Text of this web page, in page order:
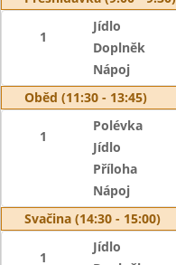
1
Jídlo
Doplněk
Nápoj
Oběd (11:30 - 13:45)
1
Polévka
Jídlo
Příloha
Nápoj
Svačina (14:30 - 15:00)
1
Jídlo